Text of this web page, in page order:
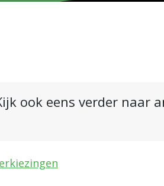
ook eens verder naar